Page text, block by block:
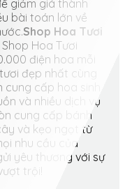
giảm giá thành
bài toán lớn về
Shop Hoa Tươi
Shop Hoa Tươi
điện hoa mỗi
đẹp nhất cùng
cấp hoa sinh
và nhiều dịch vụ
cung cấp bánh
và kẹo ngọt từ
nhu cầu của
yêu thương với sự
trội!